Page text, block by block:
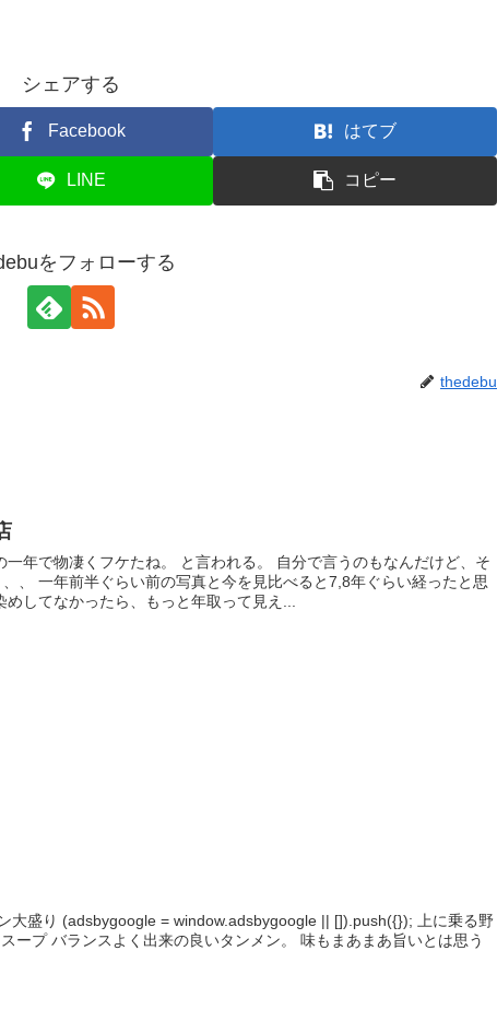
シェアする
Facebook はてブ
LINE コピー
をフォローする
thedebu
一年で物凄くフケたね。 と言われる。 自分で言うのもなんだけど、そ
、 一年前半ぐらい前の写真と今を見比べると7,8年ぐらい経ったと思
してなかったら、もっと年取って見え...
大盛り (adsbygoogle = window.adsbygoogle || []).push({}); 上に乗る野
ープ バランスよく出来の良いタンメン。 味もまあまあ旨いとは思う